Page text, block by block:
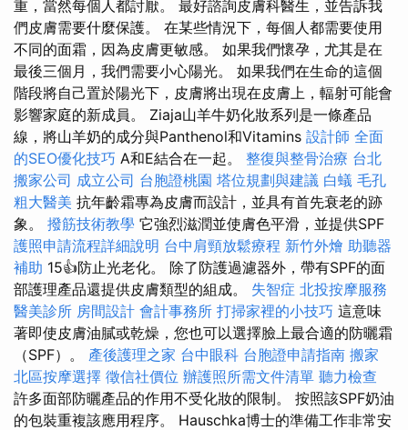
重，當然每個人都討厭。 最好諮詢皮膚科醫生，並告訴我
們皮膚需要什麼保護。 在某些情況下，每個人都需要使用
不同的面霜，因為皮膚更敏感。 如果我們懷孕，尤其是在
最後三個月，我們需要小心陽光。 如果我們在生命的這個
階段將自己置於陽光下，皮膚將出現在皮膚上，輻射可能會
影響家庭的新成員。 Ziaja山羊牛奶化妝系列是一條產品
線，將山羊奶的成分與Panthenol和Vitamins 設計師 全面
的SEO優化技巧 A和E結合在一起。 整復與整骨治療 台北
搬家公司 成立公司 台胞證桃園 塔位規劃與建議 白蟻 毛孔
粗大醫美 抗年齡霜專為皮膚而設計，並具有首先衰老的跡
象。 撥筋技術教學 它強烈滋潤並使膚色平滑，並提供SPF
護照申請流程詳細說明 台中肩頸放鬆療程 新竹外燴 助聽器
補助 15👍防止光老化。 除了防護過濾器外，帶有SPF的面
部護理產品還提供皮膚類型的組成。 失智症 北投按摩服務
醫美診所 房間設計 會計事務所 打掃家裡的小技巧 這意味
著即使皮膚油膩或乾燥，您也可以選擇臉上最合適的防曬霜
（SPF）。 產後護理之家 台中眼科 台胞證申請指南 搬家
北區按摩選擇 徵信社價位 辦護照所需文件清單 聽力檢查
許多面部防曬產品的作用不受化妝的限制。 按照該SPF奶油
的包裝重複該應用程序。 Hauschka博士的準備工作非常安